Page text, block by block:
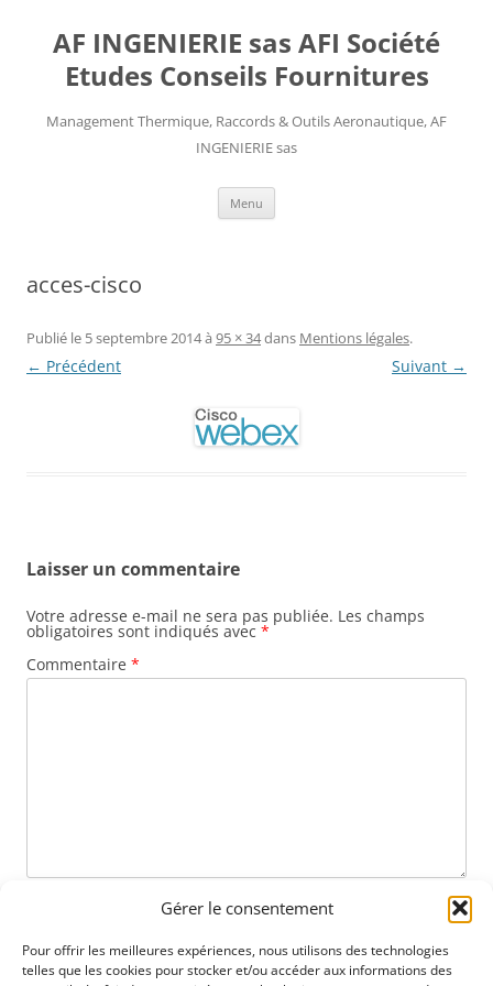
Gérer le consentement
Pour offrir les meilleures expériences, nous utilisons des technologies
telles que les cookies pour stocker et/ou accéder aux informations des
AF INGENIERIE sas AFI Société
Etudes Conseils Fournitures
Management Thermique, Raccords & Outils Aeronautique, AF
INGENIERIE sas
Menu
acces-cisco
Publié le 5 septembre 2014à 95 × 34dans Mentions légales.
← Précédent Suivant →
Laisser un commentaire
Votre adresse e-mail ne sera pas publiée. Les champs
obligatoires sont indiqués avec *
Commentaire *